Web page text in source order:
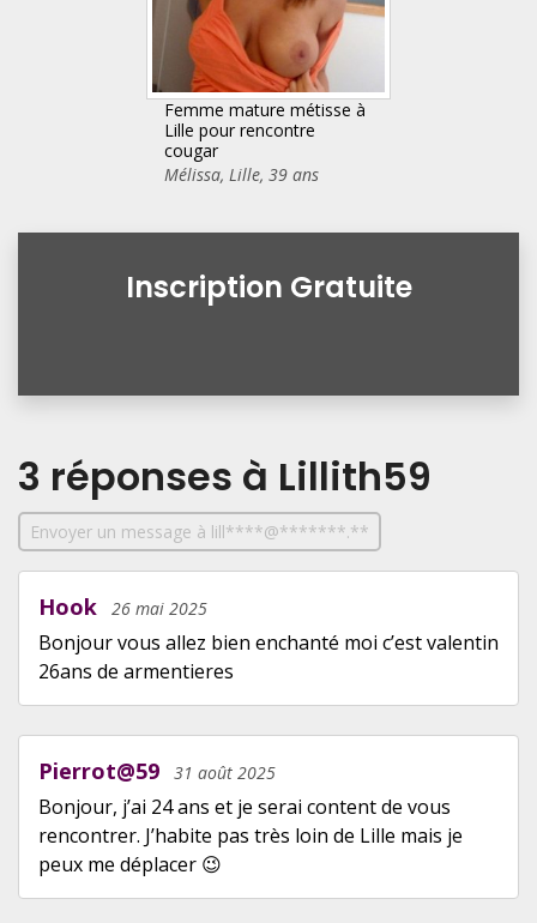
Femme mature métisse à
Lille pour rencontre
cougar
Mélissa, Lille, 39 ans
Inscription Gratuite
3 réponses à Lillith59
Envoyer un message à lill****@*******.**
Hook 26 mai 2025
Bonjour vous allez bien enchanté moi c’est valentin
26ans de armentieres
Pierrot@59 31 août 2025
Bonjour, j’ai 24 ans et je serai content de vous
rencontrer. J’habite pas très loin de Lille mais je
peux me déplacer 😉